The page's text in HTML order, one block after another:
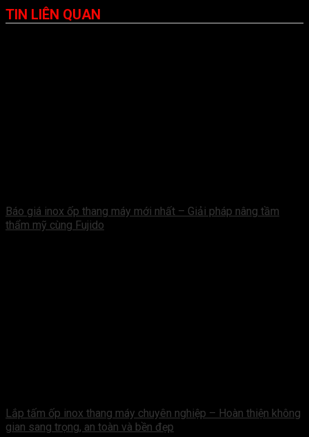
TIN LIÊN QUAN
Báo giá inox ốp thang máy mới nhất – Giải pháp nâng tầm
thẩm mỹ cùng Fujido
Lắp tấm ốp inox thang máy chuyên nghiệp – Hoàn thiện không
gian sang trọng, an toàn và bền đẹp